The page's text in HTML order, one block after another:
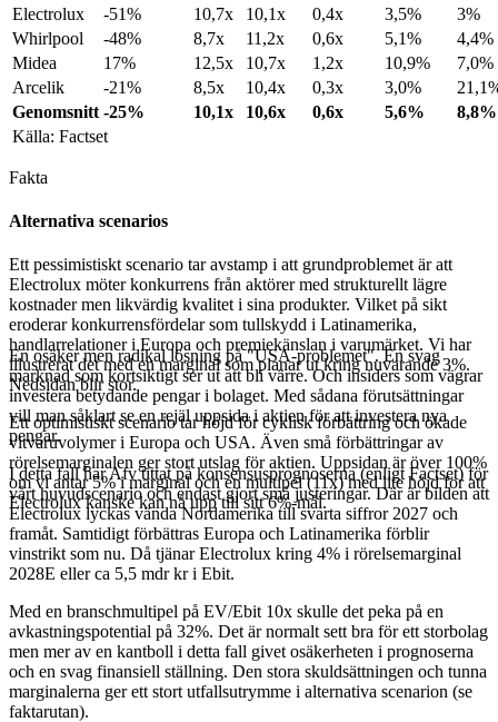
Electrolux
-51% 10,7x 10,1x 0,4x 3,5%
3%
Whirlpool
-48% 8,7x 11,2x 0,6x 5,1%
4,4%
Midea
17% 12,5x 10,7x 1,2x 10,9%
7,0%
Arcelik
-21% 8,5x 10,4x 0,3x 3,0%
Genomsnitt -25% 10,1x 10,6x 0,6x 5,6%
8,8%
Källa: Factset
Fakta
Alternativa scenarios
Ett pessimistiskt scenario tar avstamp i att grundproblemet är att
Electrolux möter konkurrens från aktörer med strukturellt lägre
kostnader men likvärdig kvalitet i sina produkter. Vilket på sikt
eroderar konkurrensfördelar som tullskydd i Latinamerika,
handlarrelationer i Europa och premiekänslan i varumärket. Vi har
illustrerat det med en marginal som planar ut kring nuvarande 3%.
Nedsidan blir stor.
Ett optimistiskt scenario tar höjd för cyklisk förbättring och ökade
vitvaruvolymer i Europa och USA. Även små förbättringar av
rörelsemarginalen ger stort utslag för aktien. Uppsidan är över 100%
om vi antar 5% i marginal och en multipel (11x) med lite höjd för att
Electrolux kanske kan nå upp till sitt 6%-mål.
En osäker men radikal lösning på "USA-problemet". En svag
marknad som kortsiktigt ser ut att bli värre. Och insiders som vägrar
investera betydande pengar i bolaget. Med sådana förutsättningar
vill man såklart se en rejäl uppsida i aktien för att investera nya
pengar.
I detta fall har Afv tittat på konsensusprognoserna (enligt Factset) för
vårt huvudscenario och endast gjort små justeringar. Där är bilden att
Electrolux lyckas vända Nordamerika till svarta siffror 2027 och
framåt. Samtidigt förbättras Europa och Latinamerika förblir
vinstrikt som nu. Då tjänar Electrolux kring 4% i rörelsemarginal
2028E eller ca 5,5 mdr kr i Ebit.
Med en branschmultipel på EV/Ebit 10x skulle det peka på en
avkastningspotential på 32%. Det är normalt sett bra för ett storbolag
men mer av en kantboll i detta fall givet osäkerheten i prognoserna
och en svag finansiell ställning. Den stora skuldsättningen och tunna
marginalerna ger ett stort utfallsutrymme i alternativa scenarion (se
faktarutan).